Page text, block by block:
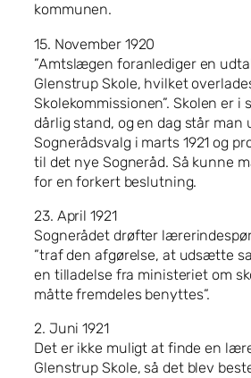
kommunen.
15. November 1920
”Amtslægen foranlediger en
Glenstrup Skole, hvilket
Skolekommissionen”. Skolen er
dårlig stand, og en dag står man
Sognerådsvalg i marts 1921 og
til det nye Sogneråd. Så kunne
for en forkert beslutning.
23. April 1921
Sognerådet drøfter
”traf den afgørelse, at udsætte
en tilladelse fra ministeriet om
måtte fremdeles benyttes”.
2. Juni 1921
Det er ikke muligt at finde en
Glenstrup Skole, så det blev